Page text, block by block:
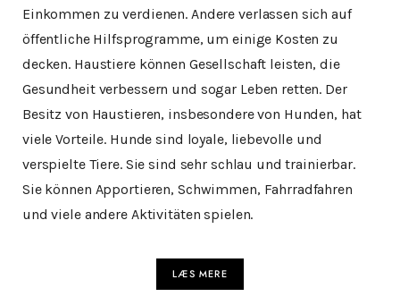
Einkommen zu verdienen. Andere verlassen sich auf
öffentliche Hilfsprogramme, um einige Kosten zu
decken. Haustiere können Gesellschaft leisten, die
Gesundheit verbessern und sogar Leben retten. Der
Besitz von Haustieren, insbesondere von Hunden, hat
viele Vorteile. Hunde sind loyale, liebevolle und
verspielte Tiere. Sie sind sehr schlau und trainierbar.
Sie können Apportieren, Schwimmen, Fahrradfahren
und viele andere Aktivitäten spielen.
LÆS MERE